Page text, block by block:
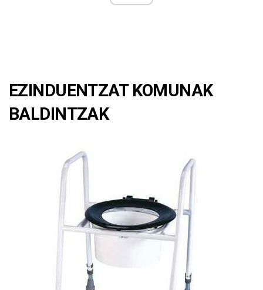
EZINDUENTZAT KOMUNAK
BALDINTZAK